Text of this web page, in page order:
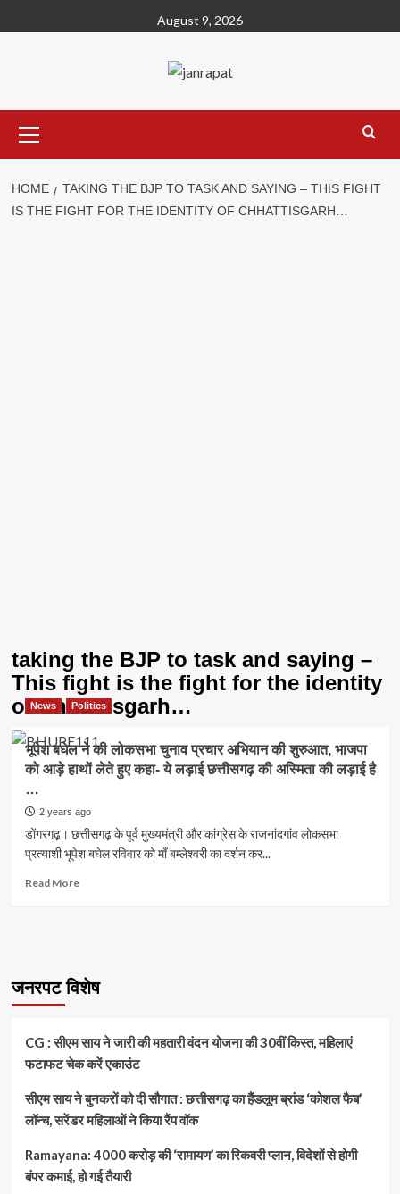
to
August 9, 2026
Menu
HOME
TAKING THE BJP TO TASK AND SAYING – THIS FIGHT
IS THE FIGHT FOR THE IDENTITY OF CHHATTISGARH…
taking the BJP to task and saying –
This fight is the fight for the identity
of Chhattisgarh…
News Politics
भूपेश बघेल ने की लोकसभा चुनाव प्रचार अभियान की शुरुआत, भाजपा
को आड़े हाथों लेते हुए कहा- ये लड़ाई छत्तीसगढ़ की अस्मिता की लड़ाई है
…
2 years ago
डोंगरगढ़। छत्तीसगढ़ के पूर्व मुख्यमंत्री और कांग्रेस के राजनांदगांव लोकसभा
प्रत्याशी भूपेश बघेल रविवार को माँ बम्लेश्वरी का दर्शन कर...
Read MoreRead
की
लोकसभा
अभियान
की
भाजपा
को
हाथों
लेते
हुए
जनरपट विशेष
CG : सीएम साय ने जारी की महतारी वंदन योजना की 30वीं किस्त, महिलाएं
फटाफट चेक करें एकाउंट
सीएम साय ने बुनकरों को दी सौगात : छत्तीसगढ़ का हैंडलूम ब्रांड ‘कोशल फैब’
लॉन्च, सरेंडर महिलाओं ने किया रैंप वॉक
Ramayana: 4000 करोड़ की ‘रामायण’ का रिकवरी प्लान, विदेशों से होगी
बंपर कमाई, हो गई तैयारी